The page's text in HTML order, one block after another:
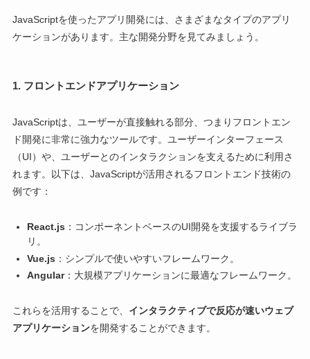
JavaScriptを使ったアプリ開発には、さまざまなタイプのアプリ
ケーションがあります。主な開発分野を見てみましょう。
1. フロントエンドアプリケーション
JavaScriptは、ユーザーが直接触れる部分、つまりフロントエン
ド開発に非常に強力なツールです。ユーザーインターフェース
（UI）や、ユーザーとのインタラクションを支えるために利用さ
れます。以下は、JavaScriptが活用されるフロントエンド技術の
例です：
React.js ：コンポーネントベースのUI開発を支援するライブラ
リ。
Vue.js ：シンプルで使いやすいフレームワーク。
Angular：大規模アプリケーションに最適なフレームワーク。
これらを活用することで、 インタラクティブで反応が速いウェブ
アプリケーションを開発することができます。